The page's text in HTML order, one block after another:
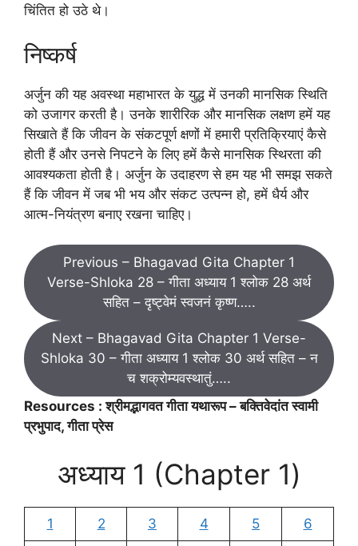
चिंतित हो उठे थे।
निष्कर्ष
अर्जुन की यह अवस्था महाभारत के युद्ध में उनकी मानसिक स्थिति
को उजागर करती है। उनके शारीरिक और मानसिक लक्षण हमें यह
सिखाते हैं कि जीवन के संकटपूर्ण क्षणों में हमारी प्रतिक्रियाएं कैसे
होती हैं और उनसे निपटने के लिए हमें कैसे मानसिक स्थिरता की
आवश्यकता होती है। अर्जुन के उदाहरण से हम यह भी समझ सकते
हैं कि जीवन में जब भी भय और संकट उत्पन्न हो, हमें धैर्य और
आत्म-नियंत्रण बनाए रखना चाहिए।
Previous – Bhagavad Gita Chapter 1
Verse-Shloka 28 – गीता अध्याय 1 श्लोक 28 अर्थ
सहित – दृष्ट्वेमं स्वजनं कृष्ण…..
Next – Bhagavad Gita Chapter 1 Verse-
Shloka 30 – गीता अध्याय 1 श्लोक 30 अर्थ सहित – न
च शक्रोम्यवस्थातुं…..
Resources : श्रीमद्भागवत गीता यथारूप – बक्तिवेदांत स्वामी
प्रभुपाद, गीता प्रेस
अध्याय 1 (Chapter 1)
1 2 3 4 5 6